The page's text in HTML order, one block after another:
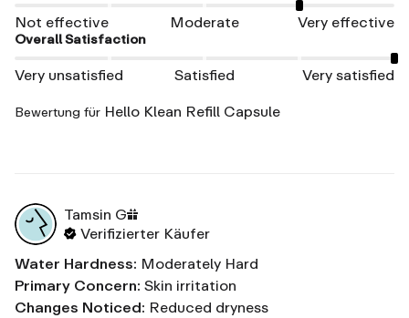
Not effective Moderate Very effective
Overall Satisfaction
Very unsatisfied Satisfied Very satisfied
Bewertung für Hello Klean Refill Capsule
Tamsin G
Verifizierter Käufer
Water Hardness: Moderately Hard
Primary Concern: Skin irritation
Changes Noticed: Reduced dryness